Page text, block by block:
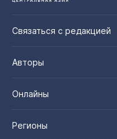
Связаться с редакцией
Авторы
Онлайны
Регионы